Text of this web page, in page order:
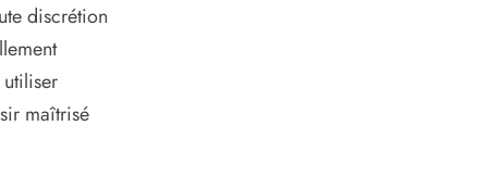
discrétion
maîtrisé